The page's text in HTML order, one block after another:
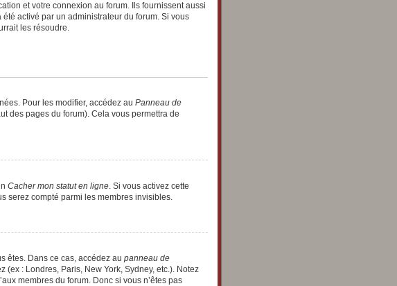
et votre connexion au forum. Ils fournissent aussi
activé par un administrateur du forum. Si vous
les résoudre.
Pour les modifier, accédez au Panneau de
des pages du forum). Cela vous permettra de
Cacher mon statut en ligne. Si vous activez cette
serez compté parmi les membres invisibles.
êtes. Dans ce cas, accédez au panneau de
: Londres, Paris, New York, Sydney, etc.). Notez
membres du forum. Donc si vous n’êtes pas